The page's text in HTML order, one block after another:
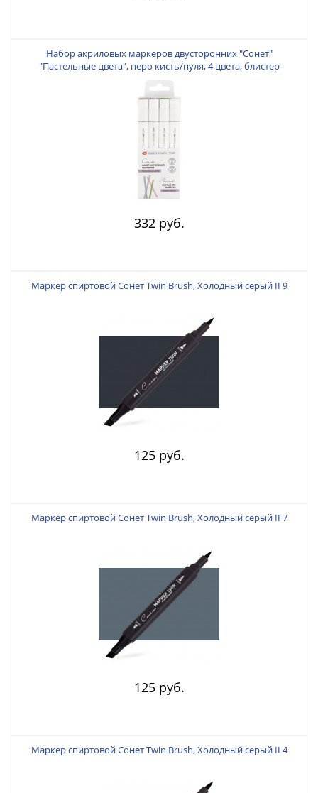
Набор акриловых маркеров двусторонних "Сонет"
"Пастельные цвета", перо кисть/пуля, 4 цвета, блистер
332 руб.
Маркер спиртовой Сонет Twin Brush, Холодный серый II 9
125 руб.
Маркер спиртовой Сонет Twin Brush, Холодный серый II 7
125 руб.
Маркер спиртовой Сонет Twin Brush, Холодный серый II 4